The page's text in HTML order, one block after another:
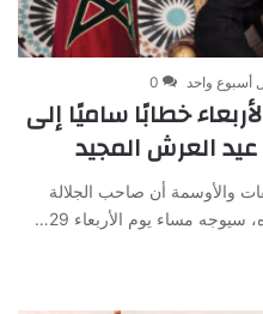
أسبوع واحد 0
خطابًا ساميًا إلى
العرش المجيد
والأوسمة أن صاحب الجلالة
مساء يوم الأربعاء 29…